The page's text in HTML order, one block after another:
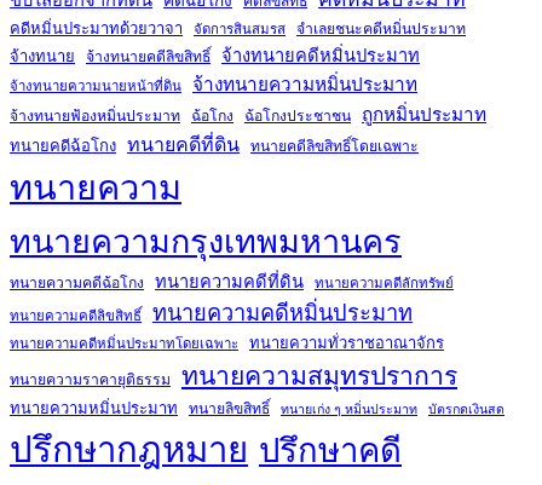
คดีหมิ่นประมาทด้วยวาจา จัดการสินสมรส จำเลยชนะคดีหมิ่นประมาท
จ้างทนาย จ้างทนายคดีลิขสิทธิ์ จ้างทนายคดีหมิ่นประมาท
จ้างทนายความนายหน้าที่ดิน จ้างทนายความหมิ่นประมาท
จ้างทนายฟ้องหมิ่นประมาท ฉ้อโกง ฉ้อโกงประชาชน ถูกหมิ่นประมาท
ทนายคดีฉ้อโกง ทนายคดีที่ดิน ทนายคดีลิขสิทธิ์โดยเฉพาะ
ทนายความ
ทนายความกรุงเทพมหานคร
ทนายความคดีฉ้อโกง ทนายความคดีที่ดิน ทนายความคดีลักทรัพย์
ทนายความคดีลิขสิทธิ์ ทนายความคดีหมิ่นประมาท
ทนายความคดีหมิ่นประมาทโดยเฉพาะ ทนายความทั่วราชอาณาจักร
ทนายความราคายุติธรรม ทนายความสมุทรปราการ
ทนายความหมิ่นประมาท ทนายลิขสิทธิ์ ทนายเก่ง ๆ หมิ่นประมาท บัตรกดเงินสด
ปรึกษากฎหมาย ปรึกษาคดี